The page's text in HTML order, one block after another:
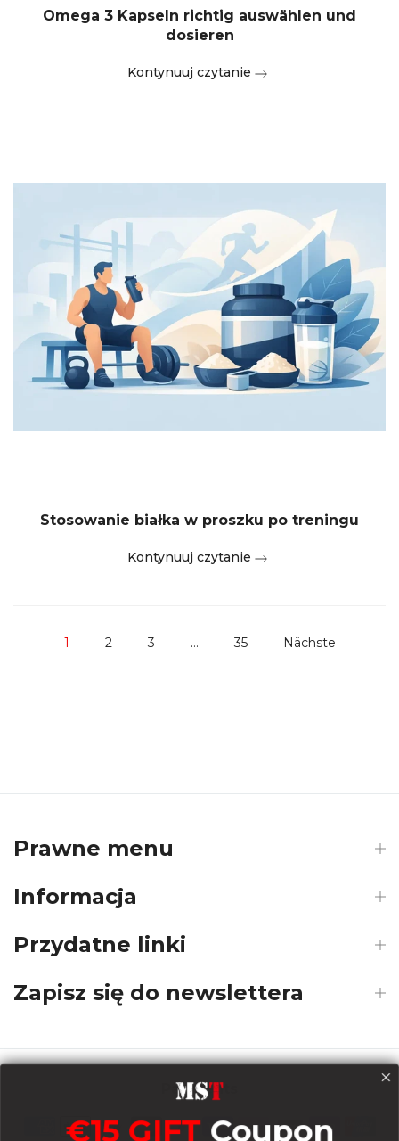
Omega 3 Kapseln richtig auswählen und
dosieren
Kontynuuj czytanie
Stosowanie białka w proszku po treningu
Kontynuuj czytanie
1 2 3 … 35 Nächste
Prawne menu
Informacja
Przydatne linki
Zapisz się do newslettera
Payments
€15 GIFT Coupon